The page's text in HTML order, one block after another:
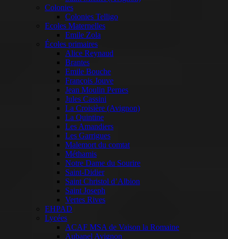
Colonies
Colonies Telligo
Ecoles Maternelles
Emile Zola
Écoles primaires
Alice Reynaud
Brantes
Emile Bouche
François Jouve
Jean Moulin Pernes
Jules Cassini
La Croisière (Avignon)
La Quintine
Les Amandiers
Les Garrigues
Malemort du comtat
Méthamis
Notre Dame du Sourire
Saint-Didier
Saint Christol d’Albion
Saint Joseph
Vertes Rives
EHPAD
Lycées
ACAF MSA de Vaison la Romaine
Aubanel Avignon